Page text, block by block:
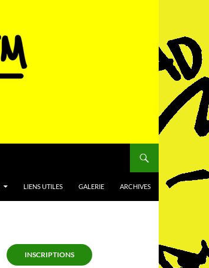
LIENS UTILES GALERIE ARCHIVES
INSCRIPTIONS